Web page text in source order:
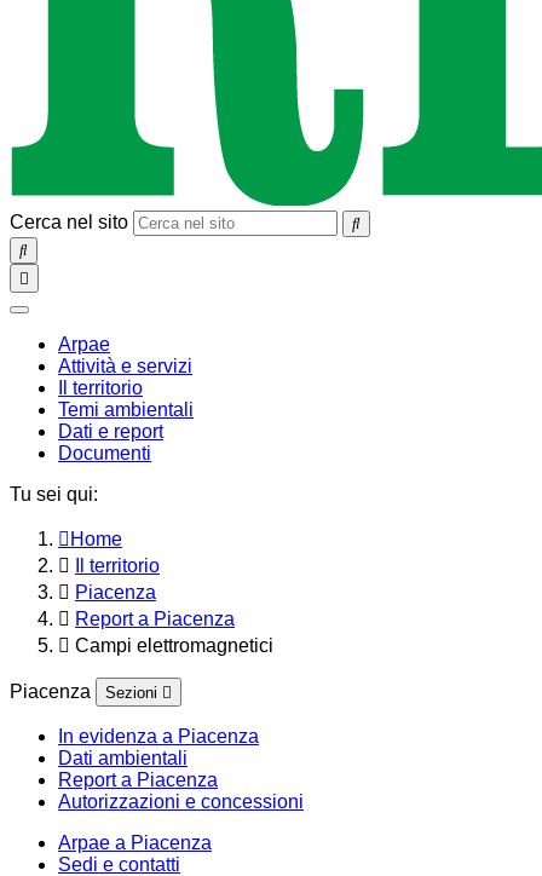
Cerca nel sito
SEARCH
Toggle
navigation
chiudi
Arpae
Attività e servizi
Il territorio
Temi ambientali
Dati e report
Documenti
Tu sei qui:
Home
Il territorio
Piacenza
Report a Piacenza
Campi elettromagnetici
Piacenza Sezioni
In evidenza a Piacenza
Dati ambientali
Report a Piacenza
Autorizzazioni e concessioni
Arpae a Piacenza
Sedi e contatti